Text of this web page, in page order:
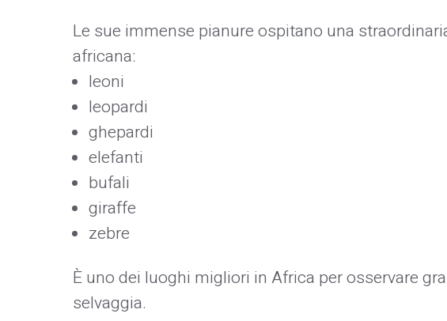
Le sue immense pianure ospitano una
africana:
leoni
leopardi
ghepardi
elefanti
bufali
giraffe
zebre
È uno dei luoghi migliori in Africa per osservare
selvaggia.